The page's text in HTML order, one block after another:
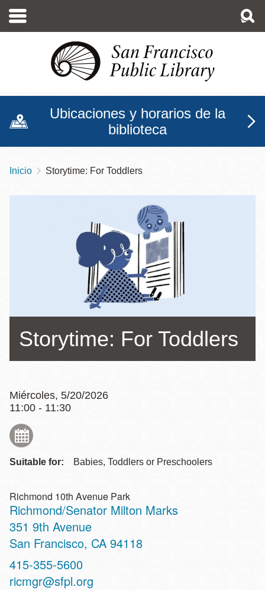
contenido
Ubicaciones y horarios de la
biblioteca
Sobrescribir
enlaces
navegación
Inicio Storytime: For Toddlers
Storytime: For Toddlers
Miércoles, 5/20/2026
11:00 - 11:30
Suitable for: Babies, Toddlers or Preschoolers
Richmond 10th Avenue Park
Richmond/Senator Milton Marks
Address
351 9th Avenue
San Francisco, CA 94118
Contact
Telephone
415-355-5600
ricmgr@sfpl.org